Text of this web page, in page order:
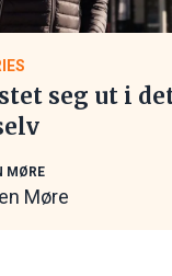
seg ut i
MØRE
Møre